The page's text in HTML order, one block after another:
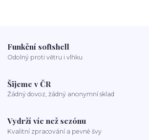
Funkční softshell
Odolný proti větru i vlhku
Šijeme v ČR
Žádný dovoz, žádný anonymní sklad
Vydrží víc než sezónu
Kvalitní zpracování a pevné švy